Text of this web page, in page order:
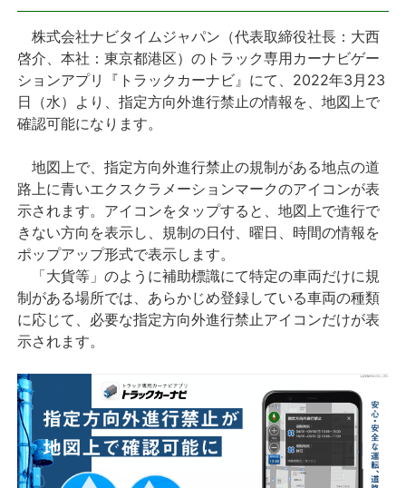
プレスリリース
おしらせ
サービス
個人向けサービス
法人向けサービス
採用情報
English
株式会社ナビタイムジャパン（代表取締役社長：大西
啓介、本社：東京都港区）のトラック専用カーナビゲー
ションアプリ『トラックカーナビ』にて、2022年3月23
日（水）より、指定方向外進行禁止の情報を、地図上で
確認可能になります。
地図上で、指定方向外進行禁止の規制がある地点の道
路上に青いエクスクラメーションマークのアイコンが表
示されます。アイコンをタップすると、地図上で進行で
きない方向を表示し、規制の日付、曜日、時間の情報を
ポップアップ形式で表示します。
「大貨等」のように補助標識にて特定の車両だけに規
制がある場所では、あらかじめ登録している車両の種類
に応じて、必要な指定方向外進行禁止アイコンだけが表
示されます。